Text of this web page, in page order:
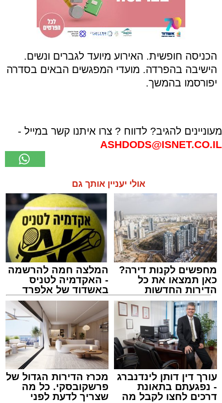
הכניסה חופשית. האירוע מיועד לגברים ונשים.
הישיבה בהפרדה. מועדי המפגשים הבאים בסדרה
יפורסמו בהמשך.
מעוניינים להגיב? לדווח ? צרו איתנו קשר במייל -
ASHDODS@ISNET.CO.IL
אולי יעניין אותך גם
מחפשים לקנות דירה?
כאן תמצאו את כל
הדירות החדשות
למכירה באשדוד >>>
המלצה חמה להרשמה
- האקדמיה לטניס
באשדוד של אלפרד
קריאולנסקי - לילדים
עורך דין דותן לינדנברג
- נפגעתם בתאונת
דרכים לחצו לקבל מה
מכרז הדירות הגדול של
פרשקובסקי. כל מה
שצריך לדעת לפני